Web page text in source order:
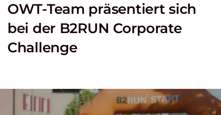
OWT-Team präsentiert sich
bei der B2RUN Corporate
Challenge